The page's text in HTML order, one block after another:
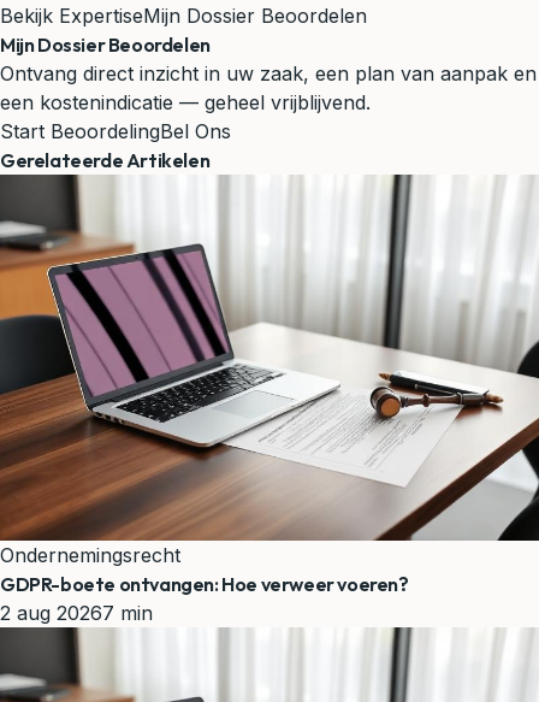
Bekijk ExpertiseMijn Dossier Beoordelen
Mijn Dossier Beoordelen
Ontvang direct inzicht in uw zaak, een plan van aanpak en
een kostenindicatie — geheel vrijblijvend.
Start BeoordelingBel Ons
Gerelateerde Artikelen
Ondernemingsrecht
GDPR-boete ontvangen: Hoe verweer voeren?
2 aug 20267 min